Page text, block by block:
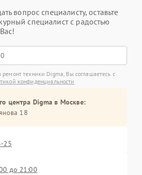
вопрос специалисту, оставьте
специалист с радостью
ремонт техники Digma, Вы соглашаетесь с
конфиденциальности
центра Digma в Москве:
18
25
до 21:00